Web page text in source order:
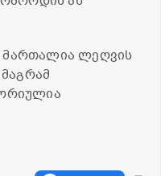
მართალია ლეღვის